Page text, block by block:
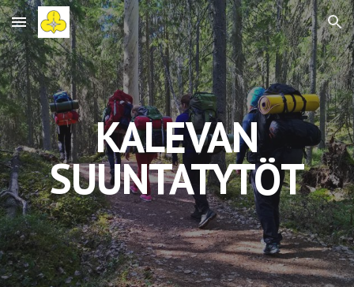
Skip to main content Skip to navigation
KALEVAN
SUUNTATYTÖT